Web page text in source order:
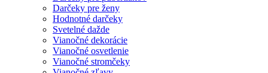
Darčeky pre ženy
Hodnotné darčeky
Svetelné dažde
Vianočné dekorácie
Vianočné osvetlenie
Vianočné stromčeky